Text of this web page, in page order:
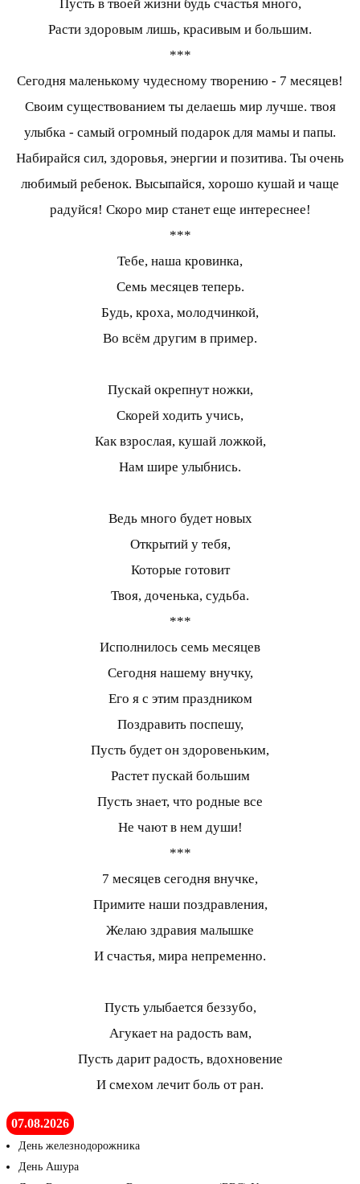
Пусть в твоей жизни будь счастья много,
Расти здоровым лишь, красивым и большим.
***
Сегодня маленькому чудесному творению - 7 месяцев!
Своим существованием ты делаешь мир лучше. твоя
улыбка - самый огромный подарок для мамы и папы.
Набирайся сил, здоровья, энергии и позитива. Ты очень
любимый ребенок. Высыпайся, хорошо кушай и чаще
радуйся! Скоро мир станет еще интереснее!
***
Тебе, наша кровинка,
Семь месяцев теперь.
Будь, кроха, молодчинкой,
Во всём другим в пример.
Пускай окрепнут ножки,
Скорей ходить учись,
Как взрослая, кушай ложкой,
Нам шире улыбнись.
Ведь много будет новых
Открытий у тебя,
Которые готовит
Твоя, доченька, судьба.
***
Исполнилось семь месяцев
Сегодня нашему внучку,
Его я с этим праздником
Поздравить поспешу,
Пусть будет он здоровеньким,
Растет пускай большим
Пусть знает, что родные все
Не чают в нем души!
***
7 месяцев сегодня внучке,
Примите наши поздравления,
Желаю здравия малышке
И счастья, мира непременно.
Пусть улыбается беззубо,
Агукает на радость вам,
Пусть дарит радость, вдохновение
И смехом лечит боль от ран.
07.08.2026
День железнодорожника
День Ашура